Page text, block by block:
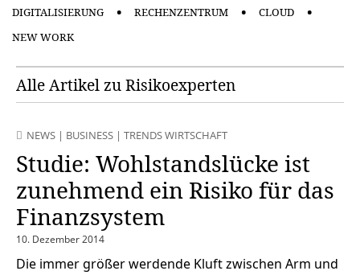
DIGITALISIERUNG
RECHENZENTRUM
CLOUD
NEW WORK
Alle Artikel zu Risikoexperten
NEWS | BUSINESS | TRENDS WIRTSCHAFT
Studie: Wohlstandslücke ist
zunehmend ein Risiko für das
Finanzsystem
10. Dezember 2014
Die immer größer werdende Kluft zwischen Arm und